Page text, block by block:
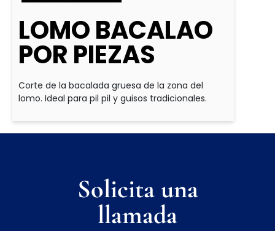
LOMO BACALAO
POR PIEZAS
Corte de la bacalada gruesa de la zona del
lomo. Ideal para pil pil y guisos tradicionales.
Solicita una
llamada